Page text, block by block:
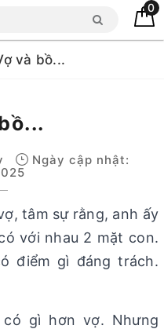
0
và bồ...
Ngày cập nhật:
tâm sự rằng, anh ấy
với nhau 2 mặt con.
điểm gì đáng trách.
gì hơn vợ. Nhưng